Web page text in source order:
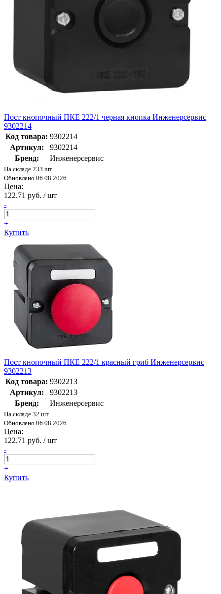
Пост кнопочный ПКЕ 222/1 черная кнопка Инженерсервис
9302214
Код товара: 9302214
Артикул:
9302214
Бренд:
Инженерсервис
На складе 233 шт
Обновлено 06.08.2026
Цена:
122.71 руб. / шт
-
+
Купить
Пост кнопочный ПКЕ 222/1 красный гриб Инженерсервис
9302213
Код товара: 9302213
Артикул:
9302213
Бренд:
Инженерсервис
На складе 32 шт
Обновлено 06.08.2026
Цена:
122.71 руб. / шт
-
+
Купить